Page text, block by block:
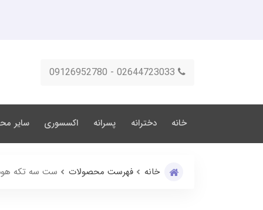
02644723033 - 09126952780
خانه دخترانه پسرانه اکسسوری سایر
خانه فهرست محصولات ست سه تکه